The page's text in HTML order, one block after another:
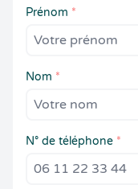
Prénom *
Nom *
N° de téléphone *